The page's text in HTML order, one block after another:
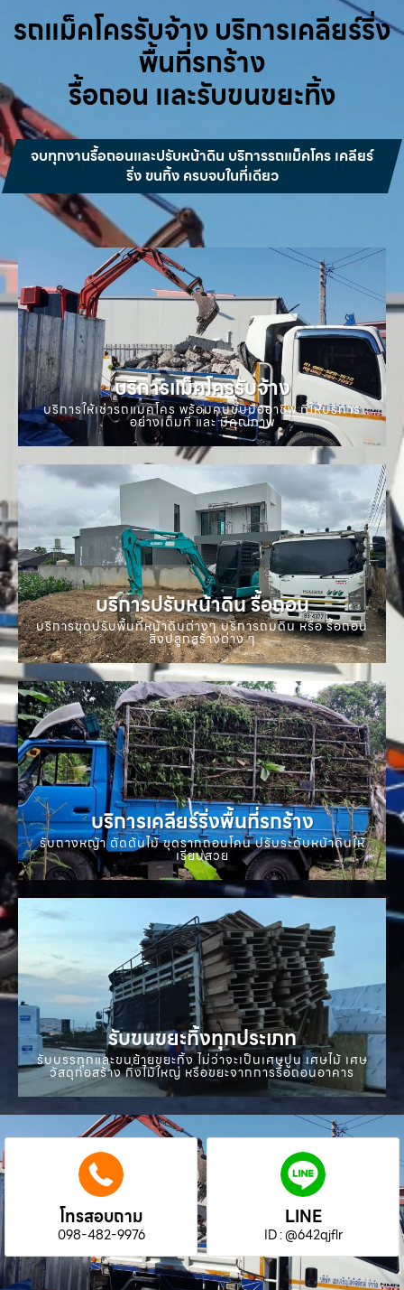
รถแม็คโครรับจ้าง บริการเคลียร์ริ่ง
พื้นที่รกร้าง
รื้อถอน และรับขนขยะทิ้ง
จบทุกงานรื้อถอนและปรับหน้าดิน บริการรถแม็คโคร เคลียร์
ริ่ง ขนทิ้ง ครบจบในที่เดียว
บริการแม็คโครรับจ้าง
บริการให้เช่ารถแมคโคร พร้อมคนขับมืออาชีพ ที่ให้บริการ
อย่างเต็มที่ และ มีคุณภาพ
บริการปรับหน้าดิน รื้อถอน
บริการขุดปรับพื้นที่หน้าดินต่างๆ บริการถมดิน หรือ รื้อถอน
สิ่งปลูกสร้างต่าง ๆ
บริการเคลียร์ริ่งพื้นที่รกร้าง
รับถางหญ้า ตัดต้นไม้ ขุดรากถอนโคน ปรับระดับหน้าดินให้
เรียบสวย
รับขนขยะทิ้งทุกประเภท
รับบรรทุกและขนย้ายขยะทิ้ง ไม่ว่าจะเป็นเศษปูน เศษไม้ เศษ
วัสดุก่อสร้าง กิ่งไม้ใหญ่ หรือขยะจากการรื้อถอนอาคาร
โทรสอบถาม
098-482-9976
LINE
ID : @642qjflr